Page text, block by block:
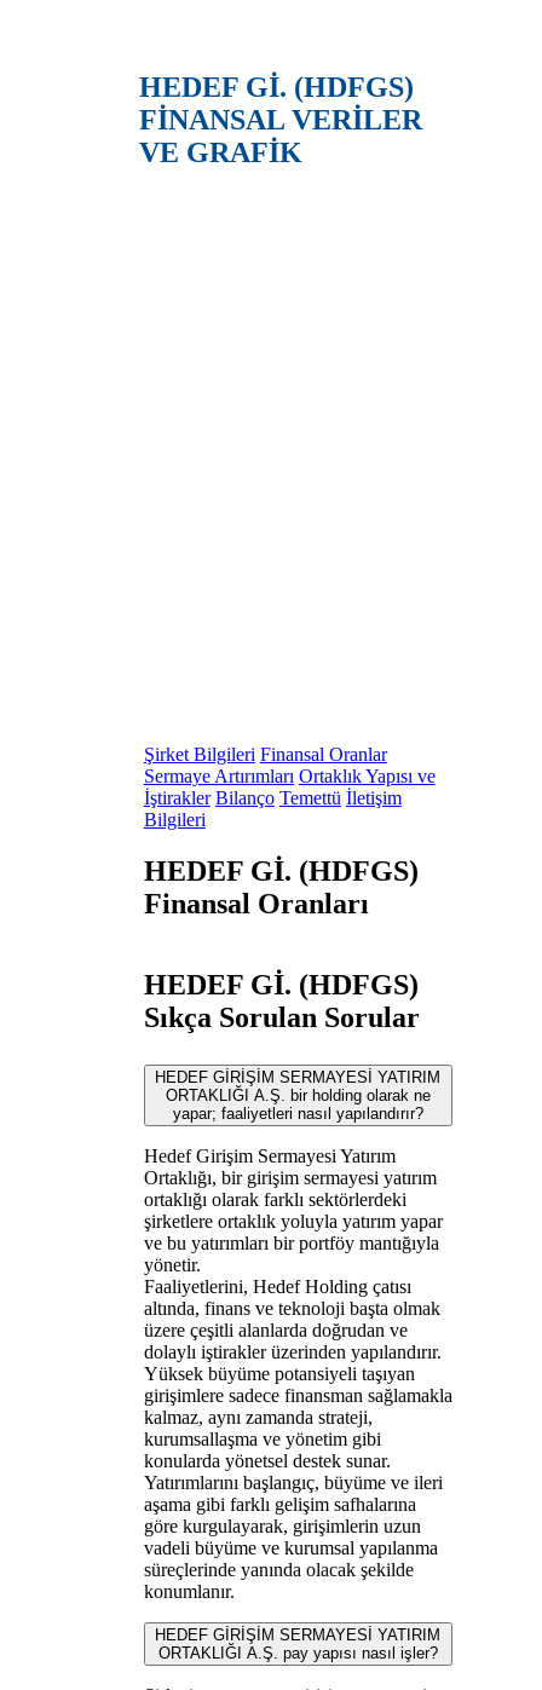
HEDEF Gİ. (HDFGS)
FİNANSAL VERİLER
VE GRAFİK
Şirket Bilgileri Finansal Oranlar
Sermaye Artırımları Ortaklık Yapısı ve
İştirakler Bilanço Temettü İletişim
Bilgileri
HEDEF Gİ. (HDFGS)
Finansal Oranları
HEDEF Gİ. (HDFGS)
Sıkça Sorulan Sorular
HEDEF GİRİŞİM SERMAYESİ YATIRIM
ORTAKLIĞI A.Ş. bir holding olarak ne
yapar; faaliyetleri nasıl yapılandırır?
Hedef Girişim Sermayesi Yatırım
Ortaklığı, bir girişim sermayesi yatırım
ortaklığı olarak farklı sektörlerdeki
şirketlere ortaklık yoluyla yatırım yapar
ve bu yatırımları bir portföy mantığıyla
yönetir.
Faaliyetlerini, Hedef Holding çatısı
altında, finans ve teknoloji başta olmak
üzere çeşitli alanlarda doğrudan ve
dolaylı iştirakler üzerinden yapılandırır.
Yüksek büyüme potansiyeli taşıyan
girişimlere sadece finansman sağlamakla
kalmaz, aynı zamanda strateji,
kurumsallaşma ve yönetim gibi
konularda yönetsel destek sunar.
Yatırımlarını başlangıç, büyüme ve ileri
aşama gibi farklı gelişim safhalarına
göre kurgulayarak, girişimlerin uzun
vadeli büyüme ve kurumsal yapılanma
süreçlerinde yanında olacak şekilde
konumlanır.
HEDEF GİRİŞİM SERMAYESİ YATIRIM
ORTAKLIĞI A.Ş. pay yapısı nasıl işler?